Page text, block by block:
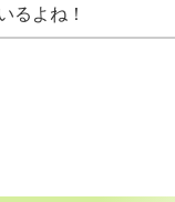
るよね！